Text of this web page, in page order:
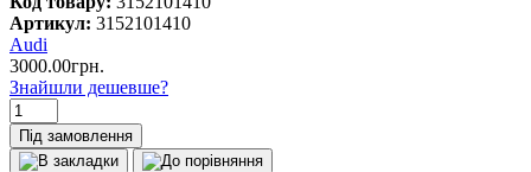
Артикул: 3152101410
Audi
3000.00грн.
Знайшли дешевше?
Під замовлення